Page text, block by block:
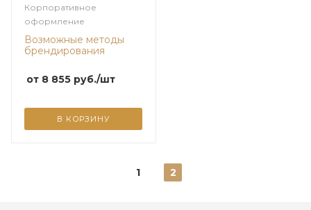
конфеты ассорти из
коллекции Лимонная
Корпоративное
оформление
Возможные методы
брендирования
от 8 855 руб./шт
В КОРЗИНУ
1 2